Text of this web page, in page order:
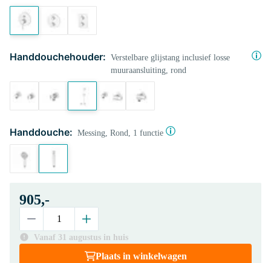
Handdouchehouder: Verstelbare glijstang inclusief losse
muuraansluiting, rond
Handdouche: Messing, Rond, 1 functie
905,-
Vanaf 31 augustus in huis
Plaats in winkelwagen